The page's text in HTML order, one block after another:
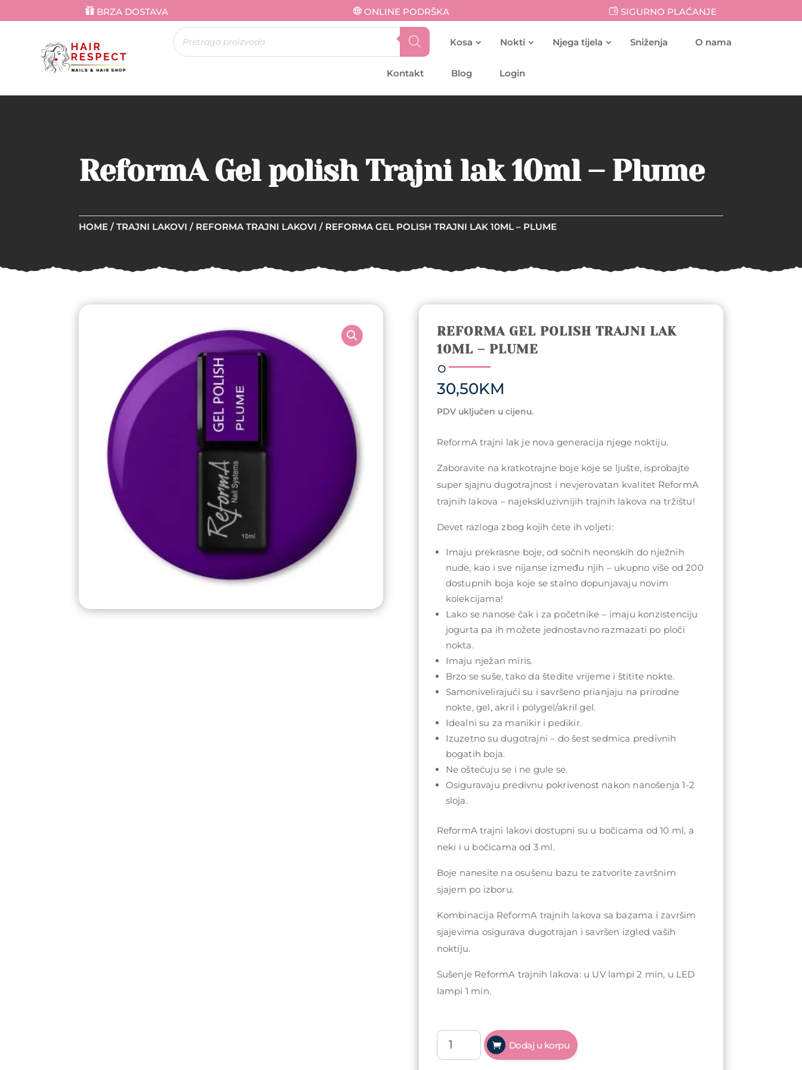
BRZA DOSTAVA ONLINE PODRŠKA SIGURNO PLAĆANJE
Products
search Kosa Nokti Njega tijela Sniženja O nama
Kontakt Blog Login
ReformA Gel polish Trajni lak 10ml – Plume
HOME / TRAJNI LAKOVI / REFORMA TRAJNI LAKOVI / REFORMA GEL POLISH TRAJNI LAK 10ML – PLUME
REFORMA GEL POLISH TRAJNI LAK
10ML – PLUME
30,50KM
PDV uključen u cijenu.
ReformA trajni lak je nova generacija njege noktiju.
Zaboravite na kratkotrajne boje koje se ljušte, isprobajte
super sjajnu dugotrajnost i nevjerovatan kvalitet ReformA
trajnih lakova – najekskluzivnijih trajnih lakova na tržištu!
Devet razloga zbog kojih ćete ih voljeti:
Imaju prekrasne boje, od sočnih neonskih do nježnih
nude, kao i sve nijanse između njih – ukupno više od 200
dostupnih boja koje se stalno dopunjavaju novim
kolekcijama!
Lako se nanose čak i za početnike – imaju konzistenciju
jogurta pa ih možete jednostavno razmazati po ploči
nokta.
Imaju nježan miris.
Brzo se suše, tako da štedite vrijeme i štitite nokte.
Samonivelirajući su i savršeno prianjaju na prirodne
nokte, gel, akril i polygel/akril gel.
Idealni su za manikir i pedikir.
Izuzetno su dugotrajni – do šest sedmica predivnih
bogatih boja.
Ne oštećuju se i ne gule se.
Osiguravaju predivnu pokrivenost nakon nanošenja 1-2
sloja.
ReformA trajni lakovi dostupni su u bočicama od 10 ml, a
neki i u bočicama od 3 ml.
Boje nanesite na osušenu bazu te zatvorite završnim
sjajem po izboru.
Kombinacija ReformA trajnih lakova sa bazama i završim
sjajevima osigurava dugotrajan i savršen izgled vaših
noktiju.
Sušenje ReformA trajnih lakova: u UV lampi 2 min, u LED
lampi 1 min.
ReformA
polish
Dodaj u korpu